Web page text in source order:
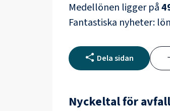
Medellönen ligger på
Fantastiska nyheter:
Dela sidan
Nyckeltal för